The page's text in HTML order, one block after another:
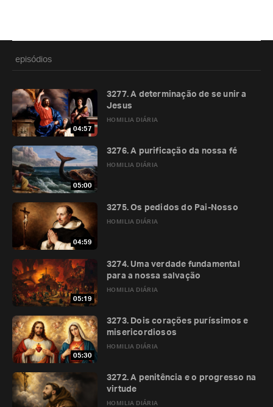
episódios
04:57
HOMILIA DIÁRIA
3277. A determinação de se unir a
Jesus
05:00
HOMILIA DIÁRIA
3276. A purificação da nossa fé
04:59
HOMILIA DIÁRIA
3275. Os pedidos do Pai-Nosso
05:19
HOMILIA DIÁRIA
3274. Uma verdade fundamental
para a nossa salvação
05:30
HOMILIA DIÁRIA
3273. Dois corações puríssimos e
misericordiosos
HOMILIA DIÁRIA
3272. A penitência e o progresso na
virtude